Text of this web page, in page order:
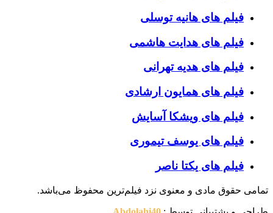
فیلم های هانیه توسلی
فیلم های هدایت هاشمی
فیلم های هدیه تهرانی
فیلم های همایون ارشادی
فیلم های ویشکا آسایش
فیلم های یوسف تیموری
فیلم های یکتا ناصر
تمامی حقوق مادی و معنوی نزد فیلم‌ترین محفوظ می‌باشد.